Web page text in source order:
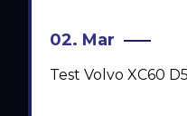
02. Mar
Test Volvo XC60